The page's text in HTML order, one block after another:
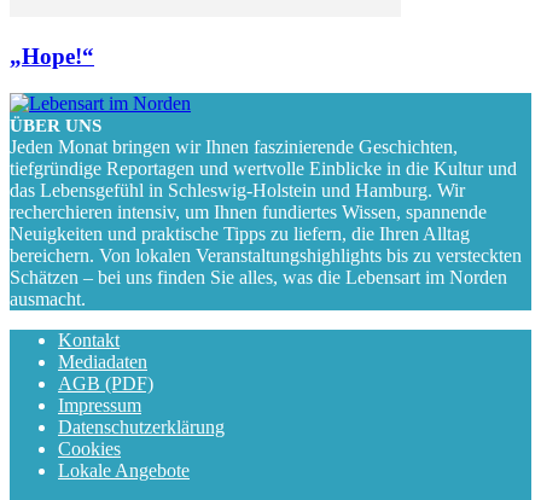
„Hope!“
ÜBER UNS
Jeden Monat bringen wir Ihnen faszinierende Geschichten,
tiefgründige Reportagen und wertvolle Einblicke in die Kultur und
das Lebensgefühl in Schleswig-Holstein und Hamburg. Wir
recherchieren intensiv, um Ihnen fundiertes Wissen, spannende
Neuigkeiten und praktische Tipps zu liefern, die Ihren Alltag
bereichern. Von lokalen Veranstaltungshighlights bis zu versteckten
Schätzen – bei uns finden Sie alles, was die Lebensart im Norden
ausmacht.
Kontakt
Mediadaten
AGB (PDF)
Impressum
Datenschutzerklärung
Cookies
Lokale Angebote